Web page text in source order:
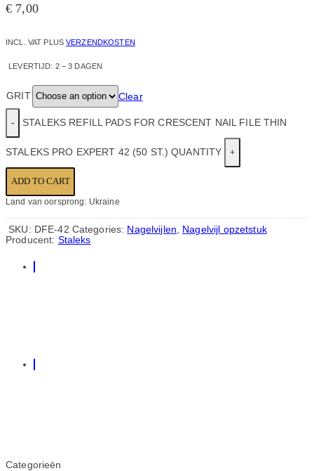
€ 7,00
INCL. VAT PLUSVERZENDKOSTEN
LEVERTIJD: 2 – 3 DAGEN
GRIT Clear
STALEKS REFILL PADS FOR CRESCENT NAIL FILE THIN
STALEKS PRO EXPERT 42 (50 ST.) QUANTITY
ADD TO CART
Land van oorsprong: Ukraine
SKU: DFE-42 Categories: Nagelvijlen
Nagelvijl opzetstuk
Producent: Staleks
Categorieën